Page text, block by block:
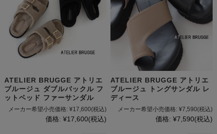
ATELIER BRUGGE アトリエ
ブルージュ ダブルバックル フ
ットベッド ファーサンダル
メーカー希望小売価格: ¥17,600(税込)
価格: ¥17,600(税込)
ATELIER BRUGGE アトリエ
ブルージュ トングサンダル レ
ディース
メーカー希望小売価格: ¥7,590(税込)
価格: ¥7,590(税込)